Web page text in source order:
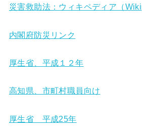
災害救助法：ウィキペディア（
内閣府防災リンク
厚生省、平成１２年
高知県、市町村職員向け
厚生省 平成25年